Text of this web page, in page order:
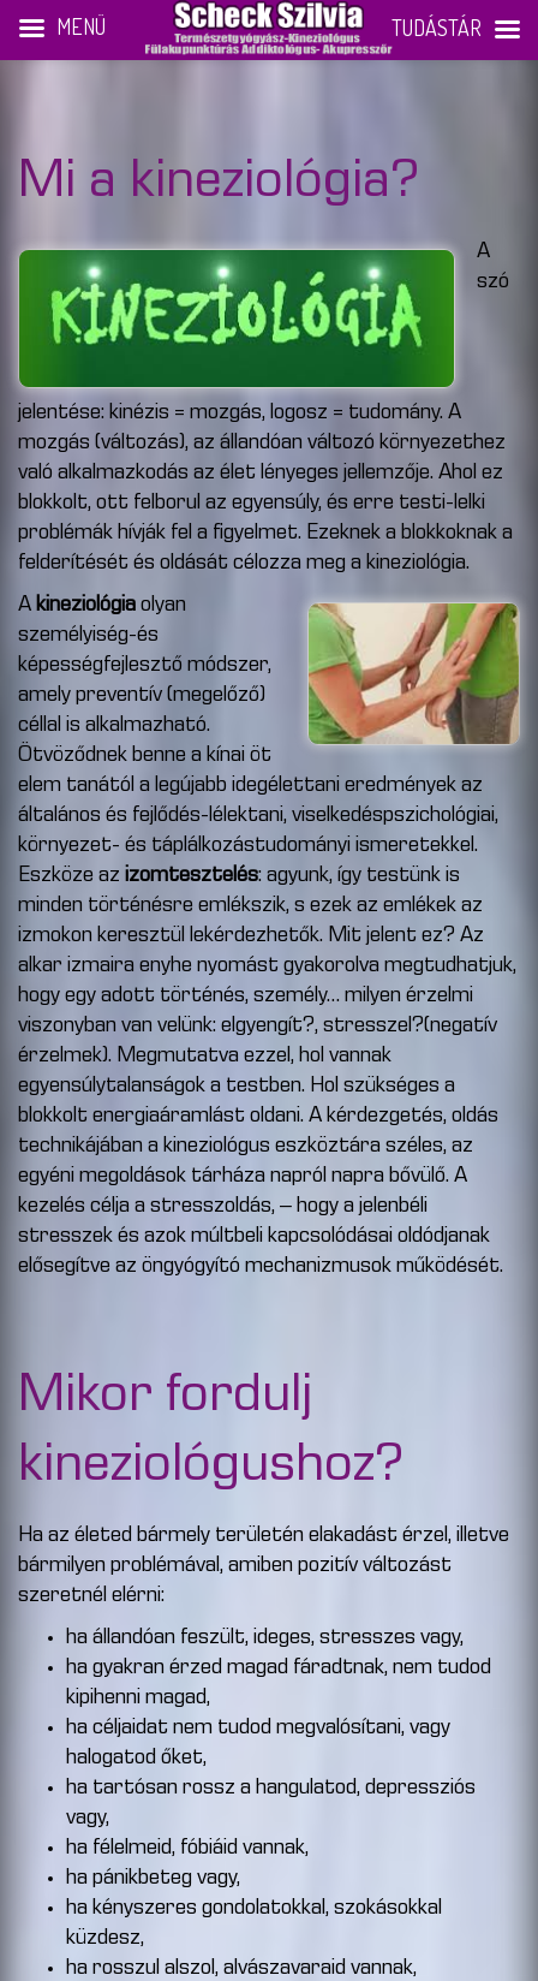
Mi a kineziológia?
A
szó
jelentése: kinézis = mozgás, logosz = tudomány. A
mozgás (változás), az állandóan változó környezethez
való alkalmazkodás az élet lényeges jellemzője. Ahol ez
blokkolt, ott felborul az egyensúly, és erre testi-lelki
problémák hívják fel a figyelmet. Ezeknek a blokkoknak a
felderítését és oldását célozza meg a kineziológia.
A kineziológia olyan
személyiség-és
képességfejlesztő módszer,
amely preventív (megelőző)
céllal is alkalmazható.
Ötvöződnek benne a kínai öt
elem tanától a legújabb idegélettani eredmények az
általános és fejlődés-lélektani, viselkedéspszichológiai,
környezet- és táplálkozástudományi ismeretekkel.
Eszköze az izomtesztelés: agyunk, így testünk is
minden történésre emlékszik, s ezek az emlékek az
izmokon keresztül lekérdezhetők. Mit jelent ez? Az
alkar izmaira enyhe nyomást gyakorolva megtudhatjuk,
hogy egy adott történés, személy… milyen érzelmi
viszonyban van velünk: elgyengít?, stresszel?(negatív
érzelmek). Megmutatva ezzel, hol vannak
egyensúlytalanságok a testben. Hol szükséges a
blokkolt energiaáramlást oldani. A kérdezgetés, oldás
technikájában a kineziológus eszköztára széles, az
egyéni megoldások tárháza napról napra bővülő. A
kezelés célja a stresszoldás, – hogy a jelenbéli
stresszek és azok múltbeli kapcsolódásai oldódjanak
elősegítve az öngyógyító mechanizmusok működését.
Mikor fordulj
kineziológushoz?
Ha az életed bármely területén elakadást érzel, illetve
bármilyen problémával, amiben pozitív változást
szeretnél elérni:
ha állandóan feszült, ideges, stresszes vagy,
ha gyakran érzed magad fáradtnak, nem tudod
kipihenni magad,
ha céljaidat nem tudod megvalósítani, vagy
halogatod őket,
ha tartósan rossz a hangulatod, depressziós
vagy,
ha félelmeid, fóbiáid vannak,
ha pánikbeteg vagy,
ha kényszeres gondolatokkal, szokásokkal
küzdesz,
ha rosszul alszol, alvászavaraid vannak,
MENÜ TUDÁSTÁR